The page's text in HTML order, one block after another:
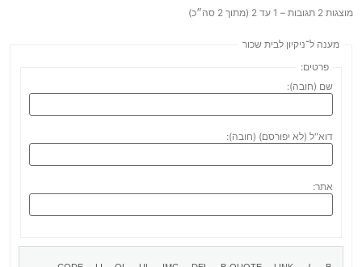
מוצגות 2 תגובות – 1 עד 2 (מתוך 2 סה״כ)
מענה ל־ניקיון לבית שכור
פרטים:
שם (חובה):
דוא"ל (לא יפורסם) (חובה):
אתר: